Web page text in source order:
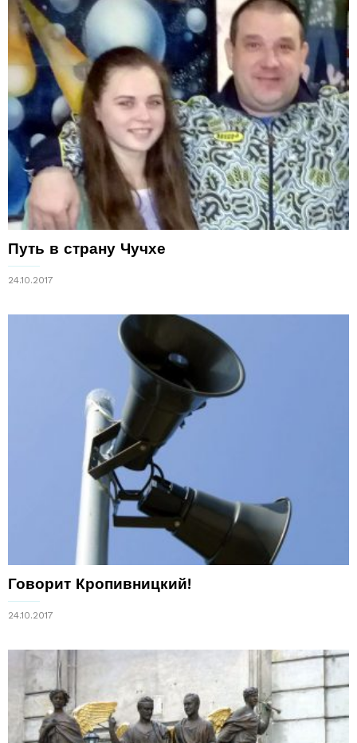
Путь в страну Чучхе
24.10.2017
Говорит Кропивницкий!
24.10.2017